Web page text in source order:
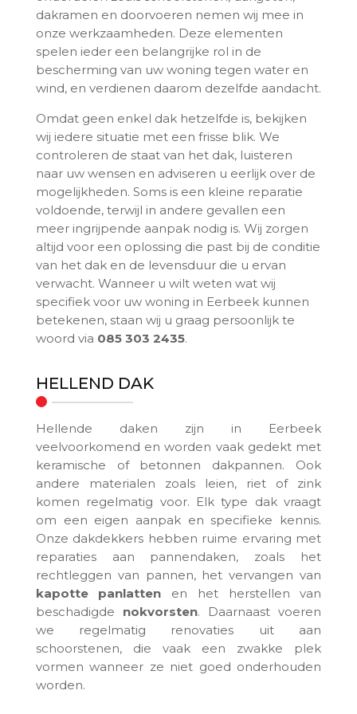
dakramen en doorvoeren nemen wij mee in
onze werkzaamheden. Deze elementen
spelen ieder een belangrijke rol in de
bescherming van uw woning tegen water en
wind, en verdienen daarom dezelfde aandacht.
Omdat geen enkel dak hetzelfde is, bekijken
wij iedere situatie met een frisse blik. We
controleren de staat van het dak, luisteren
naar uw wensen en adviseren u eerlijk over de
mogelijkheden. Soms is een kleine reparatie
voldoende, terwijl in andere gevallen een
meer ingrijpende aanpak nodig is. Wij zorgen
altijd voor een oplossing die past bij de conditie
van het dak en de levensduur die u ervan
verwacht. Wanneer u wilt weten wat wij
specifiek voor uw woning in Eerbeek kunnen
betekenen, staan wij u graag persoonlijk te
woord via 085 303 2435.
HELLEND DAK
Hellende daken zijn in Eerbeek
veelvoorkomend en worden vaak gedekt met
keramische of betonnen dakpannen. Ook
andere materialen zoals leien, riet of zink
komen regelmatig voor. Elk type dak vraagt
om een eigen aanpak en specifieke kennis.
Onze dakdekkers hebben ruime ervaring met
reparaties aan pannendaken, zoals het
rechtleggen van pannen, het vervangen van
kapotte panlatten en het herstellen van
beschadigde nokvorsten. Daarnaast voeren
we regelmatig renovaties uit aan
schoorstenen, die vaak een zwakke plek
vormen wanneer ze niet goed onderhouden
worden.